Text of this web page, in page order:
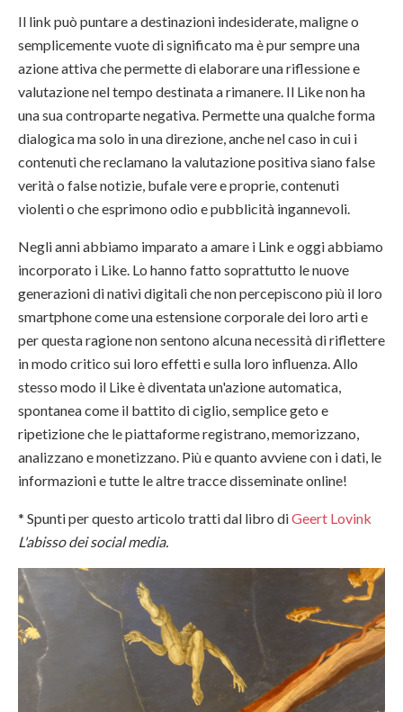
Il link può puntare a destinazioni indesiderate, maligne o
semplicemente vuote di significato ma è pur sempre una
azione attiva che permette di elaborare una riflessione e
valutazione nel tempo destinata a rimanere. Il Like non ha
una sua controparte negativa. Permette una qualche forma
dialogica ma solo in una direzione, anche nel caso in cui i
contenuti che reclamano la valutazione positiva siano false
verità o false notizie, bufale vere e proprie, contenuti
violenti o che esprimono odio e pubblicità ingannevoli.
Negli anni abbiamo imparato a amare i Link e oggi abbiamo
incorporato i Like. Lo hanno fatto soprattutto le nuove
generazioni di nativi digitali che non percepiscono più il loro
smartphone come una estensione corporale dei loro arti e
per questa ragione non sentono alcuna necessità di riflettere
in modo critico sui loro effetti e sulla loro influenza. Allo
stesso modo il Like è diventata un'azione automatica,
spontanea come il battito di ciglio, semplice geto e
ripetizione che le piattaforme registrano, memorizzano,
analizzano e monetizzano. Più e quanto avviene con i dati, le
informazioni e tutte le altre tracce disseminate online!
* Spunti per questo articolo tratti dal libro diGeert Lovink
L'abisso dei social media.